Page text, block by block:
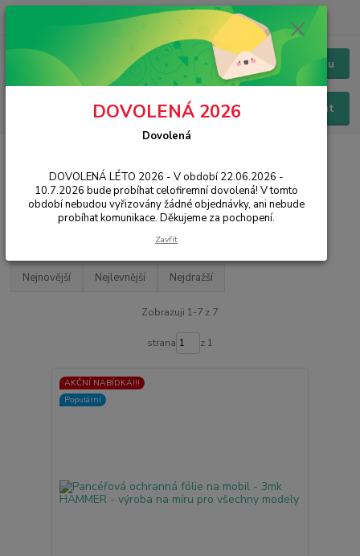
Menu
Hledat
Chat / Online podpora - 24/7
TCL
Filtr - výrobci a parametry
Nejnovější Nejlevnější Nejdražší
Zobrazuji 1-7 z 7
strana z 1
AKČNÍ NABÍDKA!!!
Populární
DOVOLENÁ 2026
Dovolená
DOVOLENÁ LÉTO 2026 - V období 22.06.2026 -
10.7.2026 bude probíhat celofiremní dovolená! V tomto
období nebudou vyřizovány žádné objednávky, ani nebude
probíhat komunikace. Děkujeme za pochopení.
Zavřít